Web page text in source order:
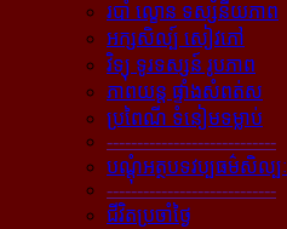
របាំ ល្ខោន ទស្សនីយភាព
អក្សសិល្ប៍ សៀវភៅ
វិទ្យុ ទូរទស្សន៍ រូបភាព
ភាពយន្ដ ផ្ទាំងសំពត់ស
ប្រពៃណី ទំនៀមទម្លាប់
----------------------------
បណ្ដុំអត្ថបទវប្បធម៌សិល្បៈ
----------------------------
ជីវិតប្រចាំថ្ងៃ